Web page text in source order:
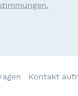
Kontakt